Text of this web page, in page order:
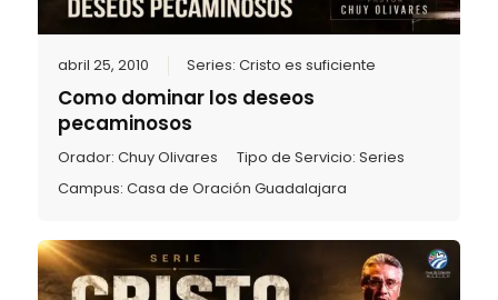
abril 25, 2010 Series: Cristo es suficiente
Como dominar los deseos
pecaminosos
Orador: Chuy Olivares Tipo de Servicio: Series
Campus: Casa de Oración Guadalajara